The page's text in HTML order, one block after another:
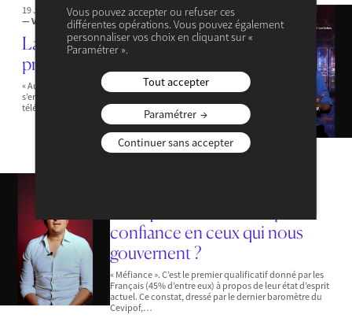
19 JUILLET 2025
— VIDÉOS
La tech nous rend-elle plus
productifs ?
« Au 19ème siècle, il fallait des jours entiers pour
s’envoyer des messages. Puis il y a eu l’arrivée du
télégraphe, du fax et du téléphone fixe dans la…
confiance en ceux qui nous
gouvernent ?
« Méfiance ». C’est le premier qualificatif donné par les
Français (45% d’entre eux) à propos de leur état d’esprit
actuel. Ce constat, dressé par le dernier baromètre du
Cevipof,…
Vous pouvez accepter ou refuser ces
différentes opérations. Vous pouvez également
personnaliser vos choix en cliquant sur «
Paramétrer ».
Tout accepter
Paramétrer
Continuer sans accepter